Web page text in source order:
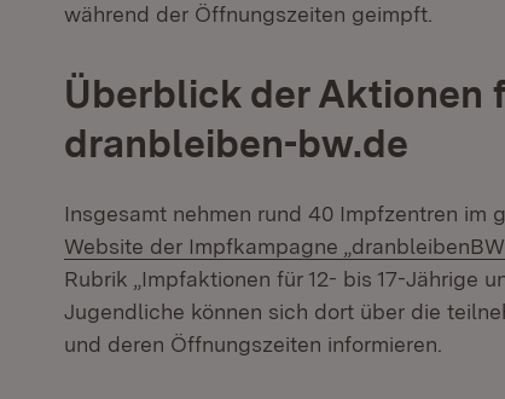
während der Öffnungszeiten geimpft.
Überblick der Aktionen
dranbleiben-bw.de
Insgesamt nehmen rund 40 Impfzentren im
Website der Impfkampagne
Rubrik „Impfaktionen für 12- bis 17-Jährige
Jugendliche können sich dort über die
und deren Öffnungszeiten informieren.